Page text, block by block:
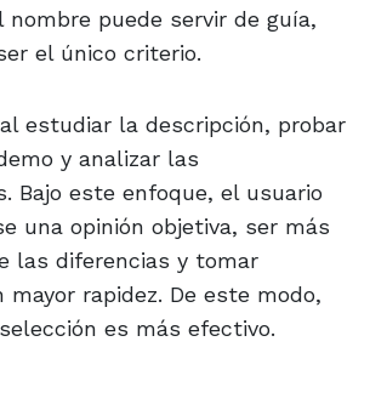
nombre puede servir de guía,
el único criterio.
estudiar la descripción, probar
y analizar las
Bajo este enfoque, el usuario
una opinión objetiva, ser más
las diferencias y tomar
mayor rapidez. De este modo,
es más efectivo.